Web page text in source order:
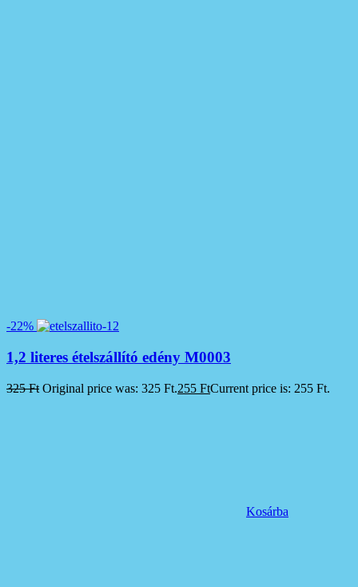
-22%
1,2 literes ételszállító edény M0003
325Ft Original price was: 325 Ft.255 FtCurrent price is: 255 Ft.
Kosárba